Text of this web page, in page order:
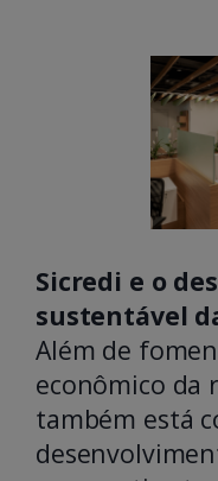
Sicredi e o
sustentável
Além de
econômico da
também está